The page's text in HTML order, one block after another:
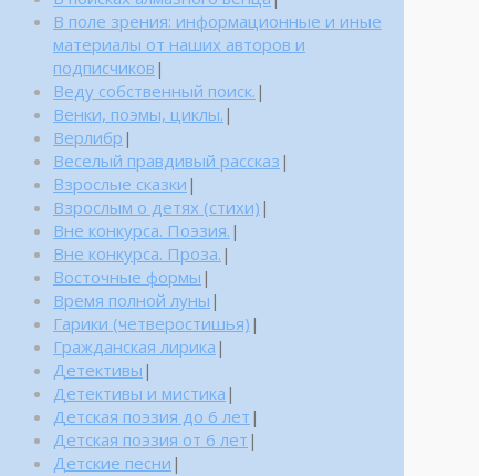
В поле зрения: информационные и иные
материалы от наших авторов и
подписчиков |
Веду собственный поиск. |
Венки, поэмы, циклы. |
Верлибр |
Веселый правдивый рассказ |
Взрослые сказки |
Взрослым о детях (стихи) |
Вне конкурса. Поэзия. |
Вне конкурса. Проза. |
Восточные формы |
Время полной луны |
Гарики (четверостишья) |
Гражданская лирика |
Детективы |
Детективы и мистика |
Детская поэзия до 6 лет |
Детская поэзия от 6 лет |
Детские песни |